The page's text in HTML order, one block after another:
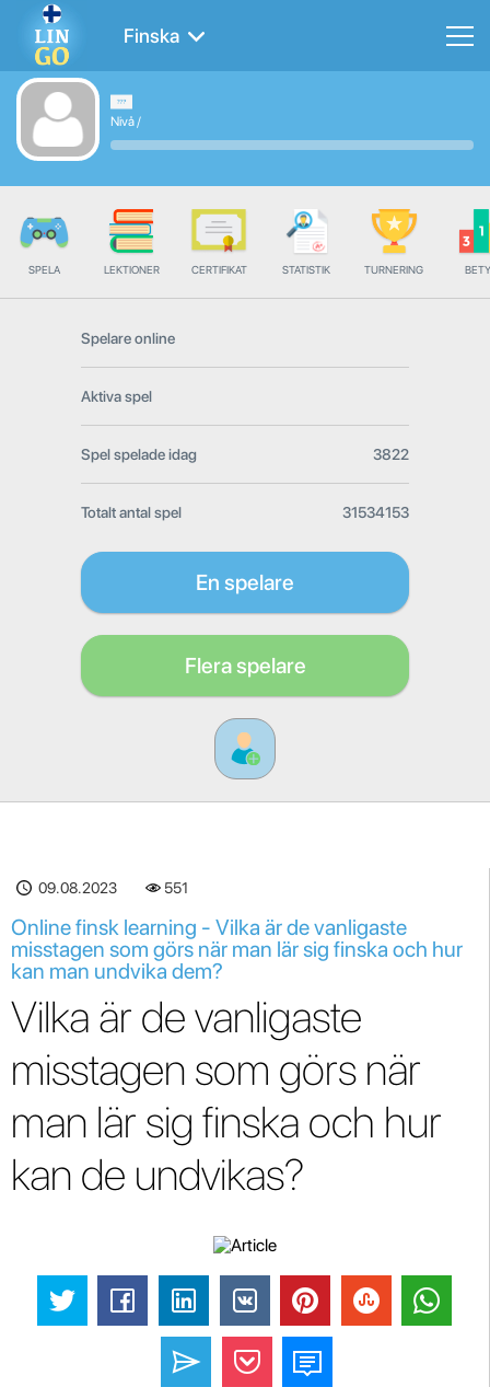
Finska
Nivå/
SPELA LEKTIONER CERTIFIKAT STATISTIK TURNERING
Spelare online
Aktiva spel
Spel spelade idag 3822
Totalt antal spel 31534153
En spelare
Flera spelare
09.08.2023 551
Online finsk learning - Vilka är de vanligaste
misstagen som görs när man lär sig finska och hur
kan man undvika dem?
Vilka är de vanligaste
misstagen som görs när
man lär sig finska och hur
kan de undvikas?